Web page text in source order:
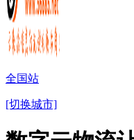
全国站
[切换城市]